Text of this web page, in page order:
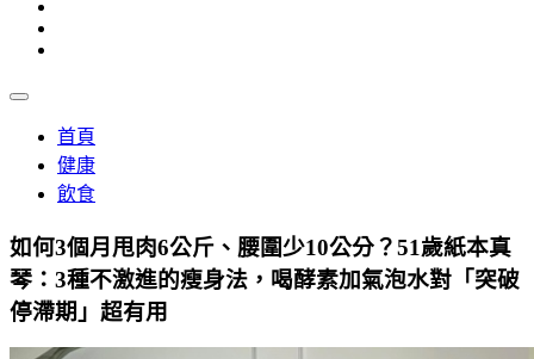
首頁
健康
飲食
如何3個月甩肉6公斤、腰圍少10公分？51歲紙本真
琴：3種不激進的瘦身法，喝酵素加氣泡水對「突破
停滯期」超有用